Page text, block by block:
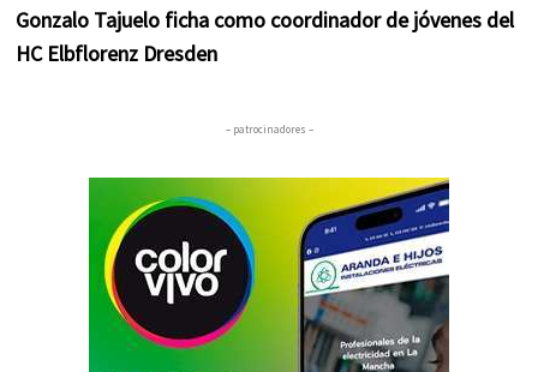
Gonzalo Tajuelo ficha como coordinador de jóvenes del
HC Elbflorenz Dresden
– patrocinadores –